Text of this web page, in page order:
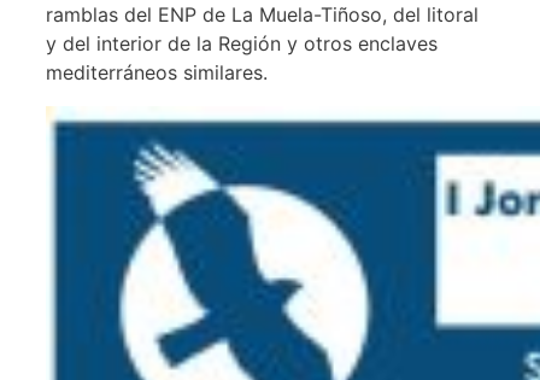
ramblas del ENP de La Muela-Tiñoso, del litoral
y del interior de la Región y otros enclaves
mediterráneos similares.